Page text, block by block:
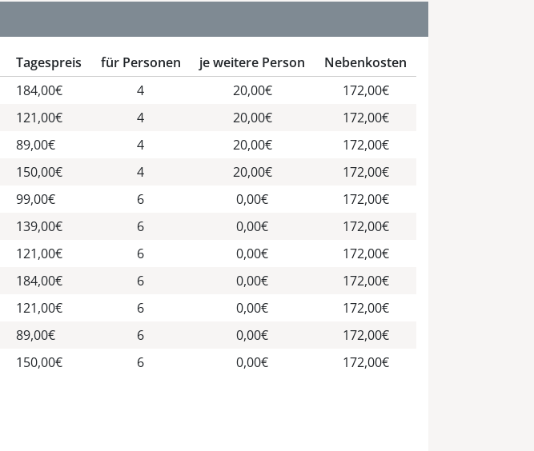
Tagespreis für Personen je weitere Person
Nebenkosten
184,00€ 4 20,00€
172,00€
121,00€ 4 20,00€
172,00€
89,00€ 4 20,00€
172,00€
150,00€ 4 20,00€
172,00€
99,00€ 6 0,00€
172,00€
139,00€ 6 0,00€
172,00€
121,00€ 6 0,00€
172,00€
184,00€ 6 0,00€
172,00€
121,00€ 6 0,00€
172,00€
89,00€ 6 0,00€
172,00€
150,00€ 6 0,00€ 172,00€